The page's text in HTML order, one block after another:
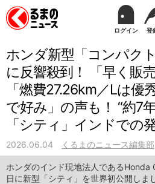
ログイン 登
ホンダ新型「コンパク
に反響殺到！ 「早く販
「燃費27.26km／Lは優
で好み」の声も！ “約7
「シティ」インドでの
2026.06.04 くるまのニュース編集部
ホンダのインド現地法人である
日に新型「シティ」を世界初公開しま